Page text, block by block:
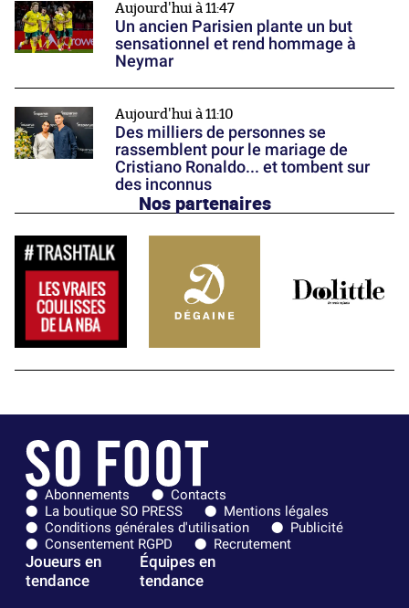
Aujourd'hui à 11:47
Un ancien Parisien plante un but
sensationnel et rend hommage à
Neymar
Aujourd'hui à 11:10
Des milliers de personnes se
rassemblent pour le mariage de
Cristiano Ronaldo... et tombent sur
des inconnus
Nos partenaires
Abonnements
Contacts
La boutique SO PRESS
Mentions légales
Conditions générales d'utilisation
Publicité
Consentement RGPD
Recrutement
Joueurs en
tendance
Équipes en
tendance